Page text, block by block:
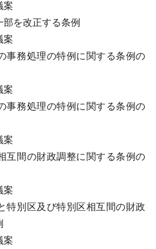
案
を改正する条例
案
事務処理の特例に関する条例の
案
事務処理の特例に関する条例の
案
互間の財政調整に関する条例の
案
特別区及び特別区相互間の財政
案